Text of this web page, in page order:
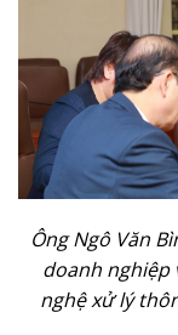
Ông Ngô Văn
doanh nghiệp
nghệ xử lý